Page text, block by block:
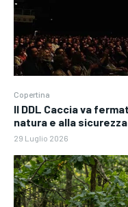
Copertina
Il DDL Caccia va
natura e alla sicurezza
29 Luglio 2026